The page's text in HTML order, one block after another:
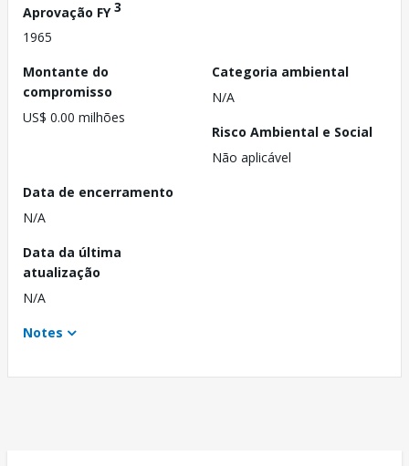
Aprovação FY3
1965
Montante do
compromisso
US$ 0.00 milhões
Categoria ambiental
N/A
Risco Ambiental e Social
Não aplicável
Data de encerramento
N/A
Data da última
atualização
N/A
Notes